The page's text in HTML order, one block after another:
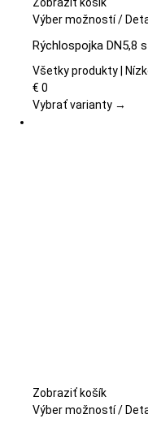
Zobraziť košík
Výber možnostíTento
má
/
Rýchlospojka DN5,8
Všetky produkty |
€ 0
Vybrať varianty →
Zobraziť košík
Výber možností Tento
/